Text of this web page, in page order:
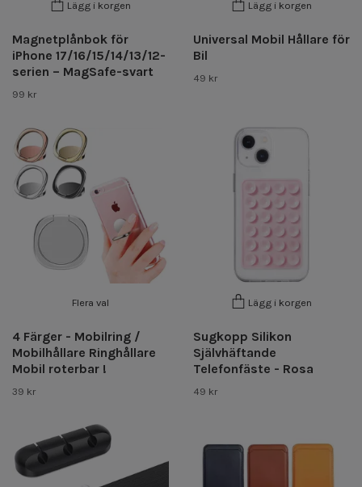
Lägg i korgen
Magnetplånbok för
iPhone 17/16/15/14/13/12-
serien – MagSafe-svart
99 kr
Lägg i korgen
Universal Mobil Hållare för
Bil
49 kr
Flera val
4 Färger - Mobilring /
Mobilhållare Ringhållare
Mobil roterbar !
39 kr
Lägg i korgen
Sugkopp Silikon
Självhäftande
Telefonfäste - Rosa
49 kr